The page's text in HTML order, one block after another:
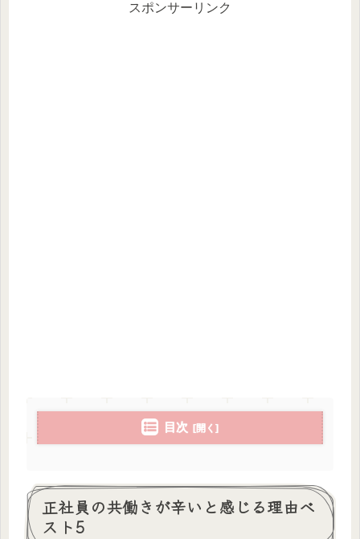
スポンサーリンク
目次
正社員の共働きが辛いと感じる理由ベ
スト5